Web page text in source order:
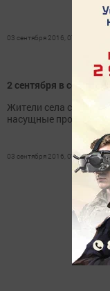
03 сентября 2016, 07:50
2 сентября в селе
Жители села
насущные проблемы
03 сентября 2016, 07:47